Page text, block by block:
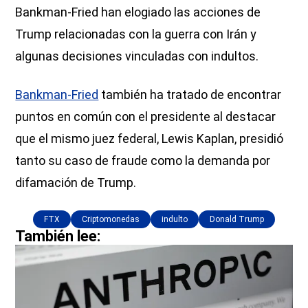
Bankman-Fried han elogiado las acciones de
Trump relacionadas con la guerra con Irán y
algunas decisiones vinculadas con indultos.
Bankman-Fried también ha tratado de encontrar
puntos en común con el presidente al destacar
que el mismo juez federal, Lewis Kaplan, presidió
tanto su caso de fraude como la demanda por
difamación de Trump.
FTX Criptomonedas indulto Donald Trump
También lee: